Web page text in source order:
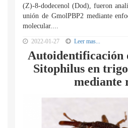
(Z)-8-dodecenol (Dod), fueron
unión de GmolPBP2 mediante
molecular....
2022-01-27 Leer mas...
Autoidentificación
Sitophilus en
mediante